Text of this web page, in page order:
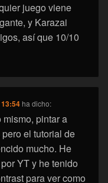
juego viene
y Karazai
así que 10/10
ha dicho:
pintar a
el tutorial de
mucho. He
YT y he tenido
para ver como